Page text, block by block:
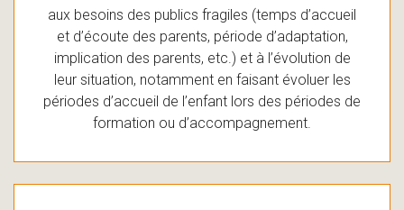
aux besoins des publics fragiles (temps d’accueil
et d’écoute des parents, période d’adaptation,
implication des parents, etc.) et à l’évolution de
leur situation, notamment en faisant évoluer les
périodes d’accueil de l’enfant lors des périodes de
formation ou d’accompagnement.